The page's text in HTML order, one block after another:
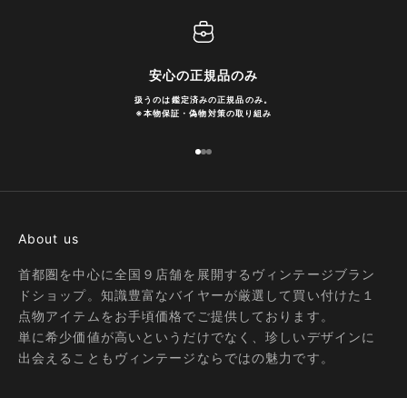
安心の正規品のみ
扱うのは鑑定済みの正規品のみ。
※本物保証・偽物対策の取り組み
I18n Error: Missing interpolation
I18n Error: Missing interpolation
I18n Error: Missing interpolation
About us
首都圏を中心に全国９店舗を展開するヴィンテージブラン
ドショップ。知識豊富なバイヤーが厳選して買い付けた１
点物アイテムをお手頃価格でご提供しております。
単に希少価値が高いというだけでなく、珍しいデザインに
出会えることもヴィンテージならではの魅力です。